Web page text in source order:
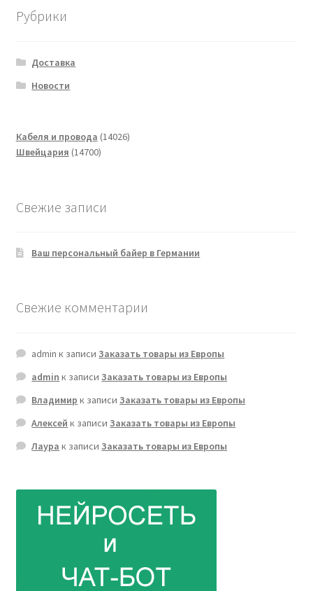
Рубрики
Доставка
Новости
Кабеля и провода 1402614026
Швейцария 1470014700
Свежие записи
Ваш персональный байер в Германии
Свежие комментарии
admin к записиЗаказать товары из Европы
admin к записиЗаказать товары из Европы
Владимир к записиЗаказать товары из Европы
Алексей к записиЗаказать товары из Европы
Лаура к записиЗаказать товары из Европы